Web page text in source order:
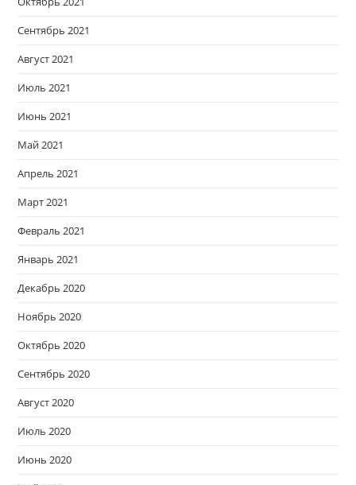
Сентябрь 2021
Август 2021
Июль 2021
Июнь 2021
Май 2021
Апрель 2021
Март 2021
Февраль 2021
Январь 2021
Декабрь 2020
Ноябрь 2020
Октябрь 2020
Сентябрь 2020
Август 2020
Июль 2020
Июнь 2020